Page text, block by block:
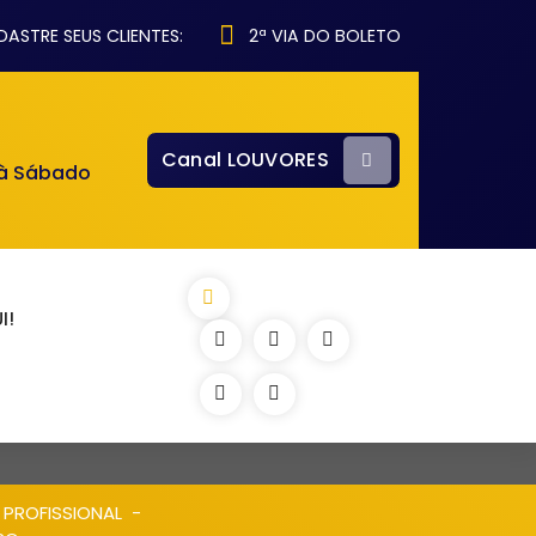
SEUS CLIENTES: 2ª VIA DO BOLETO
Sábado Canal LOUVORES
-